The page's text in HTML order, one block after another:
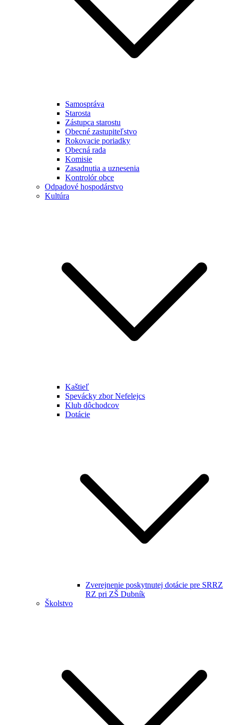
Samospráva
Starosta
Zástupca starostu
Obecné zastupiteľstvo
Rokovacie poriadky
Obecná rada
Komisie
Zasadnutia a uznesenia
Kontrolór obce
Odpadové hospodárstvo
Kultúra
Kaštieľ
Spevácky zbor Nefelejcs
Klub dôchodcov
Dotácie
Zverejnenie poskytnutej dotácie pre SRRZ
RZ pri ZŠ Dubník
Školstvo